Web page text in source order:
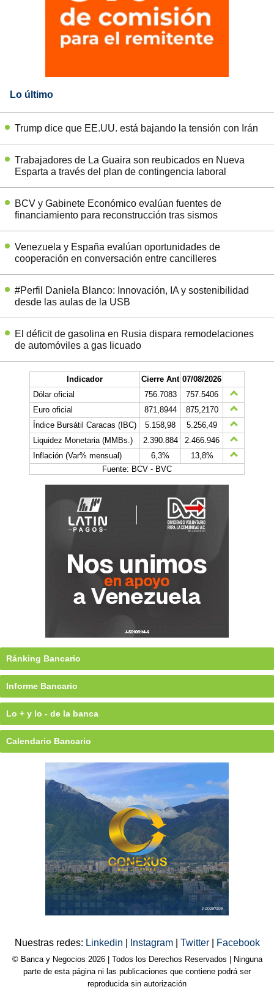
Lo último
Trump dice que EE.UU. está bajando la tensión con Irán
Trabajadores de La Guaira son reubicados en Nueva
Esparta a través del plan de contingencia laboral
BCV y Gabinete Económico evalúan fuentes de
financiamiento para reconstrucción tras sismos
Venezuela y España evalúan oportunidades de
cooperación en conversación entre cancilleres
#Perfil Daniela Blanco: Innovación, IA y sostenibilidad
desde las aulas de la USB
El déficit de gasolina en Rusia dispara remodelaciones
de automóviles a gas licuado
Indicador Cierre Ant 07/08/2026
Dólar oficial
756.7083
757.5406
Euro oficial
871,8944
875,2170
Índice Bursátil Caracas (IBC)
5.158,98
5.256,49
Liquidez Monetaria (MMBs.)
2.390.884
2.466.946
Inflación (Var% mensual)
6,3%
13,8%
Fuente: BCV - BVC
Ránking Bancario
Informe Bancario
Lo + y lo - de la banca
Calendario Bancario
Nuestras redes: Linkedin Instagram Twitter Facebook
© Banca y Negocios 2026 | Todos los Derechos Reservados | Ninguna
parte de esta página ni las publicaciones que contiene podrá ser
reproducida sin autorización